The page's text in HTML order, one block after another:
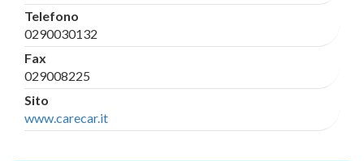
Telefono
0290030132
Fax
029008225
Sito
www.carecar.it